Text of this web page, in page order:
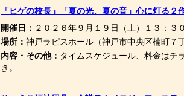
「ヒゲの校長」「夏の光、夏の音」心に灯る２
開催日： ２０２６年９月１９日（土）１３：３
場所： 神戸ラピスホール（神戸市中央区楠町７
内容・その他： タイムスケジュール、料金はチ
き。